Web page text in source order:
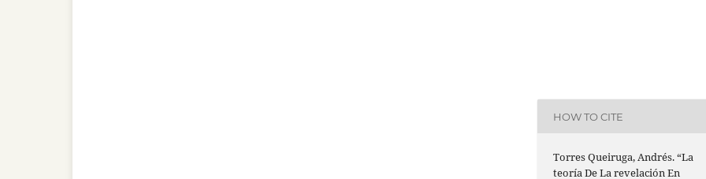
HOW TO CITE
Torres Queiruga, Andrés. “La
teoría De La revelación En